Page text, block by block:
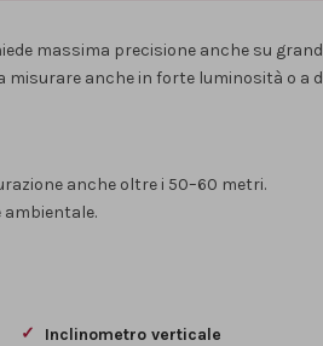
massima precisione anche su
anche in forte luminosità o a
anche oltre i 50–60 metri.
ambientale.
Inclinometro verticale